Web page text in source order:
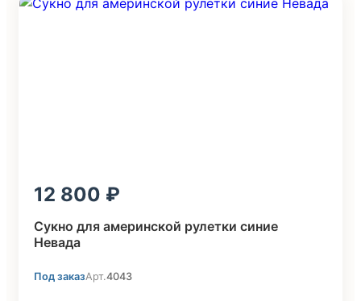
12 800
Сукно для америнской рулетки синие
Невада
Под заказАрт.4043